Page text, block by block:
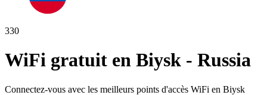
330
WiFi gratuit en Biysk - Russia
Connectez-vous avec les meilleurs points d'accès WiFi en Biysk